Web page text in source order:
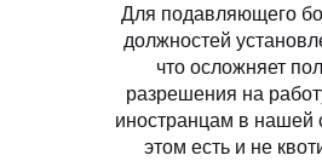
Для подавляющего
должностей
что осложняет
разрешения на
иностранцам в нашей
этом есть и не